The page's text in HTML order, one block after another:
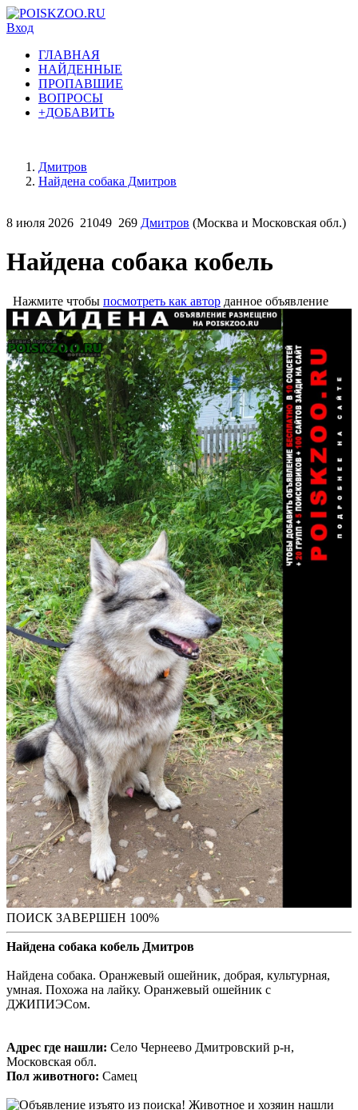
Вход
ГЛАВНАЯ
НАЙДЕННЫЕ
ПРОПАВШИЕ
ВОПРОСЫ
+ДОБАВИТЬ
Дмитров
Найдена собака Дмитров
8 июля 2026 21049 269 Дмитров (Москва и Московская обл.)
Найдена собака кобель
Нажмите чтобы посмотреть как автор данное объявление
ПОИСК ЗАВЕРШЕН 100%
Найдена собака кобель Дмитров
Найдена собака. Оранжевый ошейник, добрая, культурная,
умная. Похожа на лайку. Оранжевый ошейник с
ДЖИПИЭСом.
Адрес где нашли: Село Чернеево Дмитровский р-н,
Московская обл.
Пол животного: Самец